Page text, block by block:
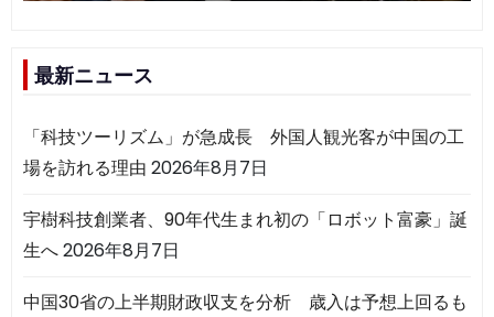
最新ニュース
「科技ツーリズム」が急成長 外国人観光客が中国の工
場を訪れる理由 2026年8月7日
宇樹科技創業者、90年代生まれ初の「ロボット富豪」誕
生へ2026年8月7日
中国30省の上半期財政収支を分析 歳入は予想上回るも